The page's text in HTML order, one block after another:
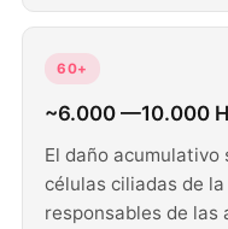
60+
~6.000 —10.000
El daño acumulativo
células ciliadas de
responsables de las